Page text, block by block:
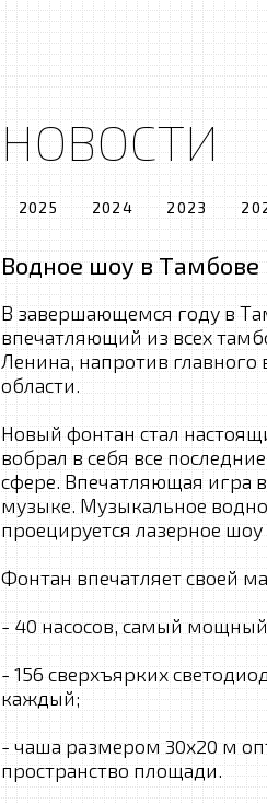
НОВОСТИ
2025 2024 2023
Водное шоу в Тамбове
В завершающемся году в
впечатляющий из всех
Ленина, напротив
области.
Новый фонтан стал
вобрал в себя все
сфере. Впечатляющая игра
музыке. Музыкальное
проецируется лазерное
Фонтан впечатляет своей
- 40 насосов, самый
- 156 сверхъярких
каждый;
- чаша размером 30х20 м
пространство площади.